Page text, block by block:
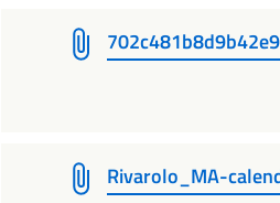
Rivarolo_MA-